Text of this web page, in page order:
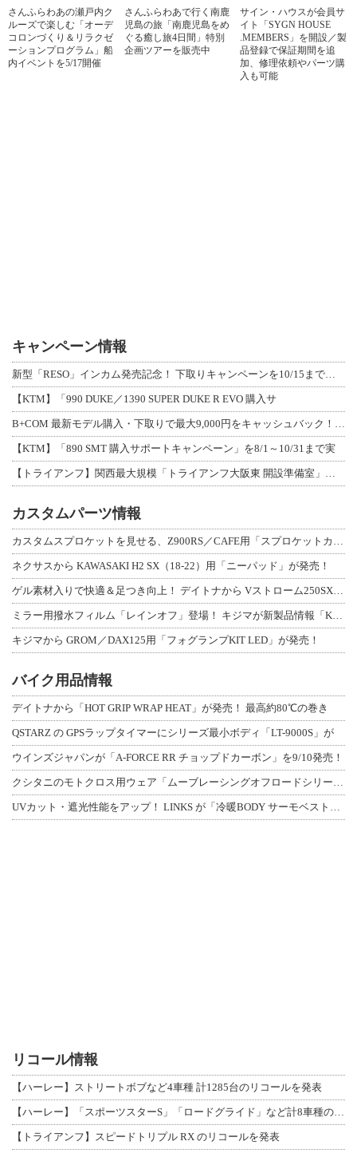
さんふらわあの瀬戸内ク
ルーズで楽しむ「オーデ
コロンづくり＆リラクゼ
ーションプログラム」船
内イベントを5/17開催
さんふらわあで行く南鹿
児島の旅「南鹿児島をめ
ぐる癒し旅4日間」特別
企画ツアーを販売中
サイン・ハウスが会員サ
イト「SYGN HOUSE
.MEMBERS」を開設／製
品登録で保証期間を追
加、修理依頼やパーツ購
入も可能
キャンペーン情報
新型「RESO」インカム発売記念！ 下取りキャンペーンを10/15まで延長して開
【KTM】「990 DUKE／1390 SUPER DUKE R EVO 購入サ
B+COM 最新モデル購入・下取りで最大9,000円をキャッシュバック！「B+F
【KTM】「890 SMT 購入サポートキャンペーン」を8/1～10/31まで実
【トライアンフ】関西最大規模「トライアンフ大阪東 開設準備室」がオープン！ 限定
カスタムパーツ情報
カスタムスプロケットを見せる、Z900RS／CAFE用「スプロケットカバーフルキ
ネクサスから KAWASAKI H2 SX（18-22）用「ニーパッド」が発売！
ゲル素材入りで快適＆足つき向上！ デイトナから Vストローム250SX用「快適ロ
ミラー用撥水フィルム「レインオフ」登場！ キジマが新製品情報「KIJIMA NE
キジマから GROM／DAX125用「フォグランプKIT LED」が発売！
バイク用品情報
デイトナから「HOT GRIP WRAP HEAT」が発売！ 最高約80℃の巻き
QSTARZ の GPSラップタイマーにシリーズ最小ボディ「LT-9000S」が
ウインズジャパンが「A-FORCE RR チョップドカーボン」を9/10発売！
クシタニのモトクロス用ウェア「ムーブレーシングオフロードシリーズ」3アイテムが登
UVカット・遮光性能をアップ！ LINKS が「冷暖BODY サーモベスト」改良
リコール情報
【ハーレー】ストリートボブなど4車種 計1285台のリコールを発表
【ハーレー】「スポーツスターS」「ロードグライド」など計8車種のリコールを発表
【トライアンフ】スピードトリプル RX のリコールを発表